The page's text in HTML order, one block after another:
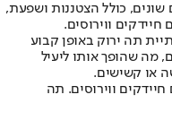
שונים, כולל הצטננות ושפעת,
ווירוסים.
תה ירוק באופן קבוע
מה שהופך אותו ליעיל
או קשישים.
ווירוסים. תה